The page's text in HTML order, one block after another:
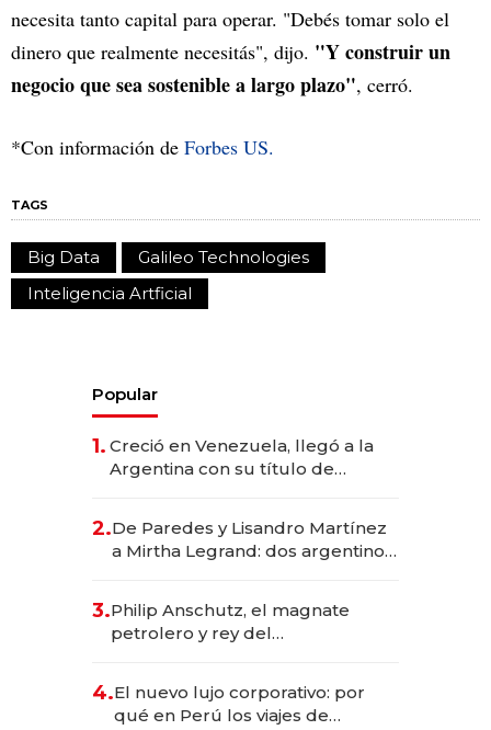
necesita tanto capital para operar. "Debés tomar solo el
dinero que realmente necesitás", dijo. "Y construir un
negocio que sea sostenible a largo plazo", cerró.
*Con información de Forbes US.
TAGS
Big Data
Galileo Technologies
Inteligencia Artficial
Popular
1. Creció en Venezuela, llegó a la
Argentina con su título de
las marcas "fast premium"
2.De Paredes y Lisandro Martínez
a Mirtha Legrand: dos argentinos
3.Philip Anschutz, el magnate
petrolero y rey del
Fénix
4.El nuevo lujo corporativo: por
qué en Perú los viajes de